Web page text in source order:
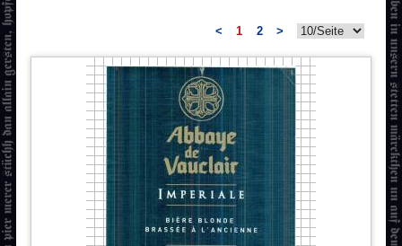
< 1 2 >